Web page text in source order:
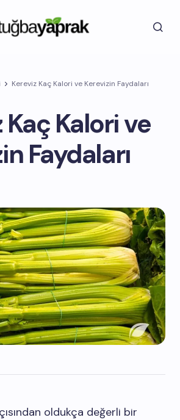
Kereviz Kaç Kalori ve Kerevizin Faydaları
Kaç Kalori ve
Faydaları
oldukça değerli bir